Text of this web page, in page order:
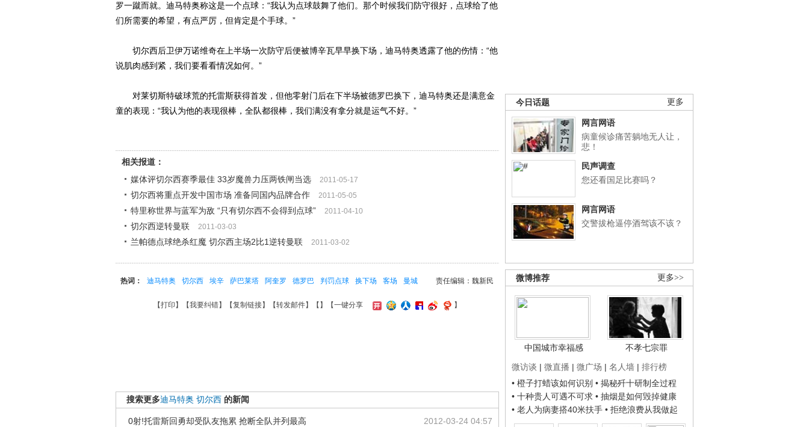
更多
今日话题
网言网语
病童候诊痛苦躺地无人让，
悲！
民声调查
您还看国足比赛吗？
网言网语
交警拔枪逼停酒驾该不该？
更多>>
微博推荐
中国城市幸福感
不孝七宗罪
微访谈 | 微直播 | 微广场 | 名人墙 | 排行榜
• 橙子打蜡该如何识别 • 揭秘歼十研制全过程
• 十种贵人可遇不可求 • 抽烟是如何毁掉健康
• 老人为病妻搭40米扶手 • 拒绝浪费从我做起
罗一蹴而就。迪马特奥称这是一个点球：“我认为点球鼓舞了他们。那个时候我们防守很好，点球给了他
们所需要的希望，有点严厉，但肯定是个手球。”
切尔西后卫伊万诺维奇在上半场一次防守后便被博辛瓦早早换下场，迪马特奥透露了他的伤情：“他
说肌肉感到紧，我们要看看情况如何。”
对莱切斯特破球荒的托雷斯获得首发，但他零射门后在下半场被德罗巴换下，迪马特奥还是满意金
童的表现：“我认为他的表现很棒，全队都很棒，我们满没有拿分就是运气不好。”
相关报道：
媒体评切尔西赛季最佳 33岁魔兽力压两铁闸当选
2011-05-17
切尔西将重点开发中国市场 准备同国内品牌合作 2011-05-05
特里称世界与蓝军为敌 “只有切尔西不会得到点球” 2011-04-10
切尔西逆转曼联 2011-03-03
兰帕德点球绝杀红魔 切尔西主场2比1逆转曼联 2011-03-02
责任编辑：魏新民
热词： 迪马特奥 切尔西 埃辛 萨巴莱塔 阿奎罗 德罗巴 判罚点球 换下场 客场 曼城
【打印 】【我要纠错】【复制链接】【转发邮件】【 】 【一键分享 】
搜索更多迪马特奥 切尔西 的新闻
2012-03-24 04:57
0射!托雷斯回勇却受队友拖累 抢断全队并列最高